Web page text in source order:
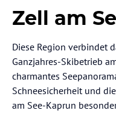
Zell am
Diese Region verbindet
Ganzjahres-Skibetrieb
charmantes
Schneesicherheit und
am See-Kaprun